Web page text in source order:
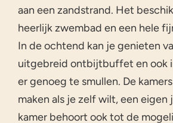
aan een zandstrand. Het
heerlijk zwembad en een hele
In de ochtend kan je genieten
uitgebreid ontbijtbuffet en ook
er genoeg te smullen. De
maken als je zelf wilt, een eigen
kamer behoort ook tot de